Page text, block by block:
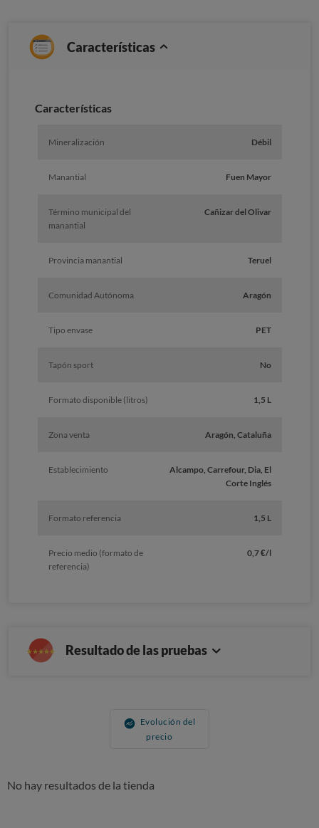
Características
Caracterí­sticas
Mineralización Débil
Manantial Fuen Mayor
Término municipal del
manantial
Cañizar del Olivar
Provincia manantial Teruel
Comunidad Autónoma Aragón
Tipo envase PET
Tapón sport No
Formato disponible (litros) 1,5 L
Zona venta Aragón, Cataluña
Establecimiento
Alcampo, Carrefour, Dia, El
Corte Inglés
Formato referencia 1,5 L
Precio medio (formato de
referencia)
0,7 €/l
Resultado de las pruebas
Evolución del
precio
No hay resultados de la tienda